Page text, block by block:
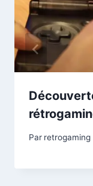
Par retrogaming